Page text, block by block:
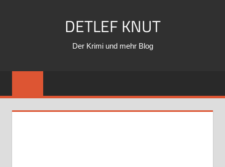
DETLEF KNUT
Der Krimi und mehr Blog